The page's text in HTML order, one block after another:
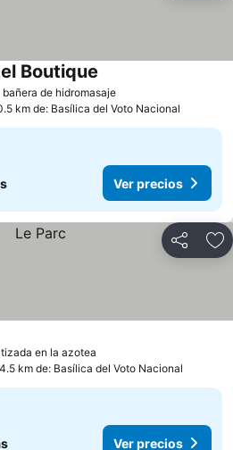
de hidromasajeVer precios
Boutique
km de: Basílica del Voto Nacional
Ver precios
Compartir
en la azotea
km de: Basílica del Voto Nacional
Ver precios